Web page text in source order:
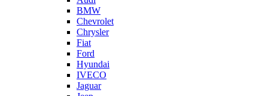
BMW
Chevrolet
Chrysler
Fiat
Ford
Hyundai
IVECO
Jaguar